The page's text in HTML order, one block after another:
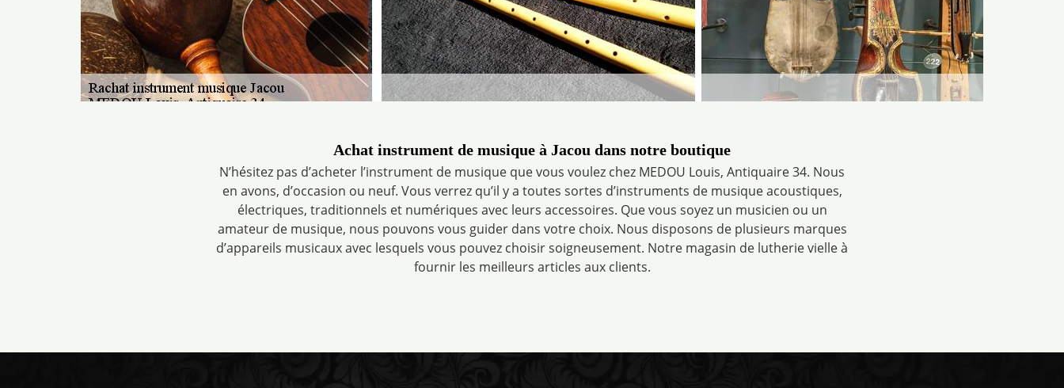
Achat instrument de musique à Jacou dans notre boutique
N’hésitez pas d’acheter l’instrument de musique que vous voulez chez MEDOU Louis, Antiquaire 34. Nous
en avons, d’occasion ou neuf. Vous verrez qu’il y a toutes sortes d’instruments de musique acoustiques,
électriques, traditionnels et numériques avec leurs accessoires. Que vous soyez un musicien ou un
amateur de musique, nous pouvons vous guider dans votre choix. Nous disposons de plusieurs marques
d’appareils musicaux avec lesquels vous pouvez choisir soigneusement. Notre magasin de lutherie vielle à
fournir les meilleurs articles aux clients.